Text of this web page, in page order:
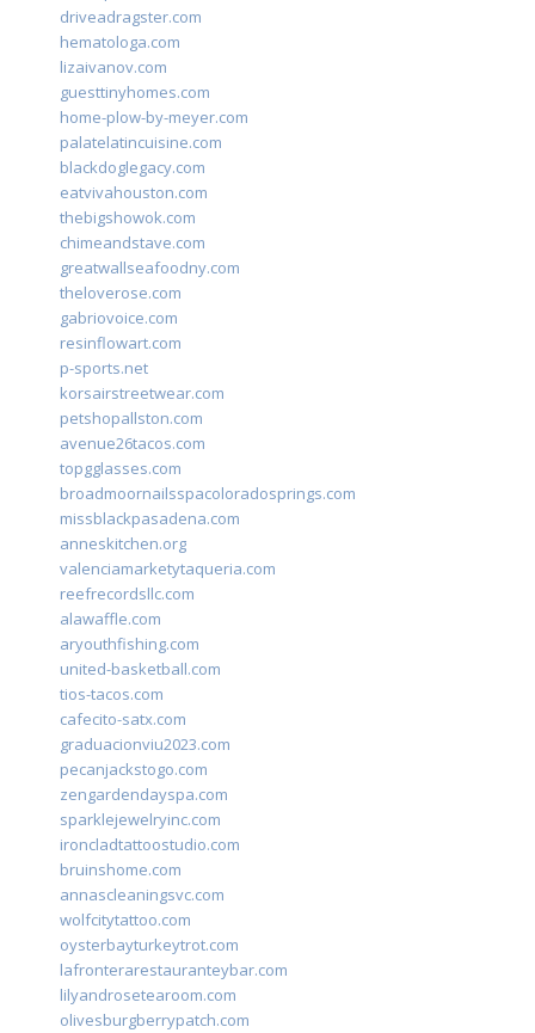
driveadragster.com
hematologa.com
lizaivanov.com
guesttinyhomes.com
home-plow-by-meyer.com
palatelatincuisine.com
blackdoglegacy.com
eatvivahouston.com
thebigshowok.com
chimeandstave.com
greatwallseafoodny.com
theloverose.com
gabriovoice.com
resinflowart.com
p-sports.net
korsairstreetwear.com
petshopallston.com
avenue26tacos.com
topgglasses.com
broadmoornailsspacoloradosprings.com
missblackpasadena.com
anneskitchen.org
valenciamarketytaqueria.com
reefrecordsllc.com
alawaffle.com
aryouthfishing.com
united-basketball.com
tios-tacos.com
cafecito-satx.com
graduacionviu2023.com
pecanjackstogo.com
zengardendayspa.com
sparklejewelryinc.com
ironcladtattoostudio.com
bruinshome.com
annascleaningsvc.com
wolfcitytattoo.com
oysterbayturkeytrot.com
lafronterarestauranteybar.com
lilyandrosetearoom.com
olivesburgberrypatch.com